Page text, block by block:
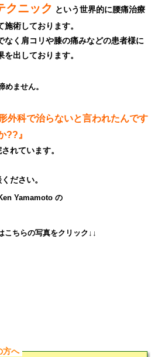
クニック という世界的に腰痛治療
術しております。
なく肩コリや膝の痛みなどの患者様に
出しております。
めません。
形外科で治らないと言われたんです
??』
れています。
ださい。
Yamamotoの
こちらの写真をクリック↓↓
方へ